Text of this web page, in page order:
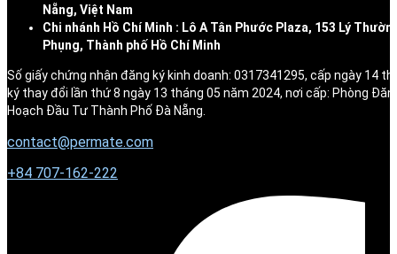
Nẵng, Việt Nam
Chi nhánh Hồ Chí Minh : Lô A Tân Phước Plaza, 153 Lý
Phụng, Thành phố Hồ Chí Minh
Số giấy chứng nhận đăng ký kinh doanh: 0317341295, cấp ngày 14
ký thay đổi lần thứ 8 ngày 13 tháng 05 năm 2024, nơi cấp: Phòng
Hoạch Đầu Tư Thành Phố Đà Nẵng.
contact@permate.com
+84 707-162-222